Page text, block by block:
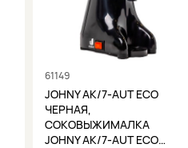
61149
JOHNY AK/7-AUT ECO
ЧЕРНАЯ,
СОКОВЫЖИМАЛКА
JOHNY AK/7-AUT ECO…